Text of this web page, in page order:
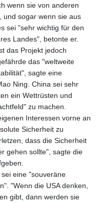
wenn sie von anderen
und sogar wenn sie aus
sei "sehr wichtig für den
Landes", betonte er.
das Projekt jedoch
das "weltweite
sagte eine
Ning. China sei sehr
ein Wettrüsten und
zu machen.
Interessen vorne an
Sicherheit zu
dass die Sicherheit
gehen sollte", sagte die
eine "souveräne
"Wenn die USA denken,
gibt, dann werden sie